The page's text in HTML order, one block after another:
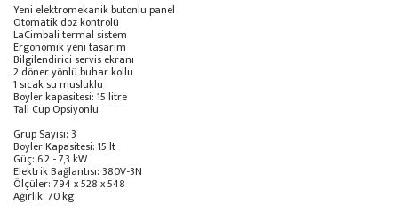
Yeni elektromekanik butonlu panel
Otomatik doz kontrolü
LaCimbali termal sistem
Ergonomik yeni tasarım
Bilgilendirici servis ekranı
2 döner yönlü buhar kollu
1 sıcak su musluklu
Boyler kapasitesi: 15 litre
Tall Cup Opsiyonlu
Grup Sayısı: 3
Boyler Kapasitesi: 15 lt
Güç: 6,2 - 7,3 kW
Elektrik Bağlantısı: 380V-3N
Ölçüler: 794 x 528 x 548
Ağırlık: 70 kg